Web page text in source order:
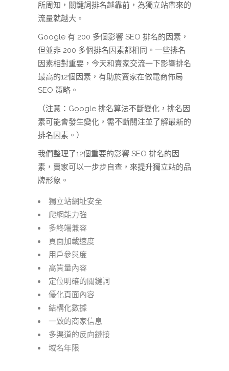
所周知，關鍵詞排名越靠前，為獨立站帶來的
流量就越大。
Google 有 200 多個影響 SEO 排名的因素，
但並非 200 多個排名因素都相同。一些排名
因素相對重要，今天和賣家交流一下影響排名
最高的12個因素，有助於賣家在做電商佈局
SEO 策略。
（注意：Google 排名算法不斷變化，排名因
素可能會發生變化，需不斷關注並了解最新的
排名因素。）
我們整理了12個重要的影響 SEO 排名的因
素，賣家可以一步步自查，來提升獨立站的品
牌形象。
獨立站網址安全
爬網能力強
多終端兼容
頁面加載速度
用戶參與度
高質量內容
定位明確的關鍵詞
優化頁面內容
結構化數據
一致的商家信息
多渠道的反向鏈接
域名年限